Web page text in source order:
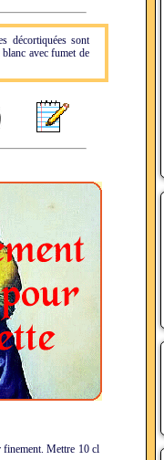
décortiquées sont
avec fumet de
finement. Mettre 10 cl